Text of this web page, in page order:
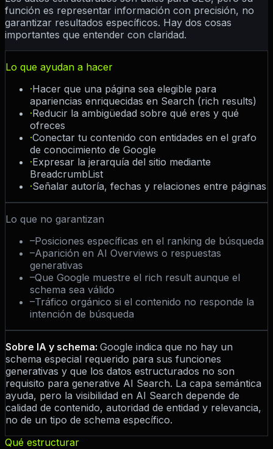
función es representar información con precisión, no
garantizar resultados específicos. Hay dos cosas
importantes que entender con claridad.
Lo que ayudan a hacer
·Hacer que una página sea elegible para
apariencias enriquecidas en Search (rich results)
·Reducir la ambigüedad sobre qué eres y qué
ofreces
·Conectar tu contenido con entidades en el grafo
de conocimiento de Google
·Expresar la jerarquía del sitio mediante
BreadcrumbList
·Señalar autoría, fechas y relaciones entre páginas
Lo que no garantizan
–Posiciones específicas en el ranking de búsqueda
–Aparición en AI Overviews o respuestas
generativas
–Que Google muestre el rich result aunque el
schema sea válido
–Tráfico orgánico si el contenido no responde la
intención de búsqueda
Sobre IA y schema: Google indica que no hay un
schema especial requerido para sus funciones
generativas y que los datos estructurados no son
requisito para generative AI Search. La capa semántica
ayuda, pero la visibilidad en AI Search depende de
calidad de contenido, autoridad de entidad y relevancia,
no de un tipo de schema específico.
Qué estructurar